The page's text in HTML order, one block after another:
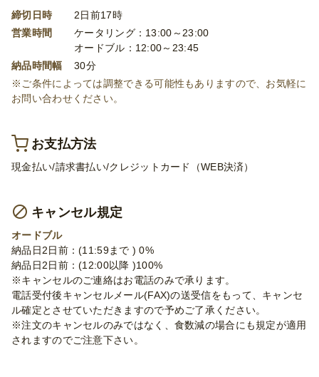
締切日時
2日前17時
営業時間
ケータリング：13:00～23:00
オードブル：12:00～23:45
納品時間幅
30分
※ご条件によっては調整できる可能性もありますので、お気軽に
お問い合わせください。
お支払方法
現金払い/請求書払い/クレジットカード（WEB決済）
キャンセル規定
オードブル
納品日2日前：(11:59まで ) 0%
納品日2日前：(12:00以降 )100%
※キャンセルのご連絡はお電話のみで承ります。
電話受付後キャンセルメール(FAX)の送受信をもって、キャンセ
ル確定とさせていただきますので予めご了承ください。
※注文のキャンセルのみではなく、食数減の場合にも規定が適用
されますのでご注意下さい。